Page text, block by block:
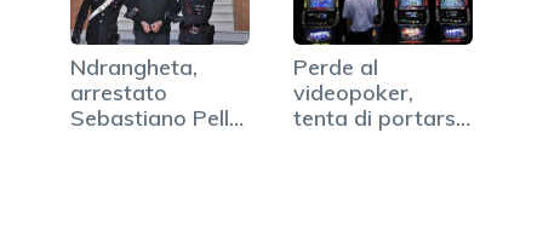
Ndrangheta,
arrestato
Sebastiano Pelle,
Perde al
videopoker,
tenta di portarsi